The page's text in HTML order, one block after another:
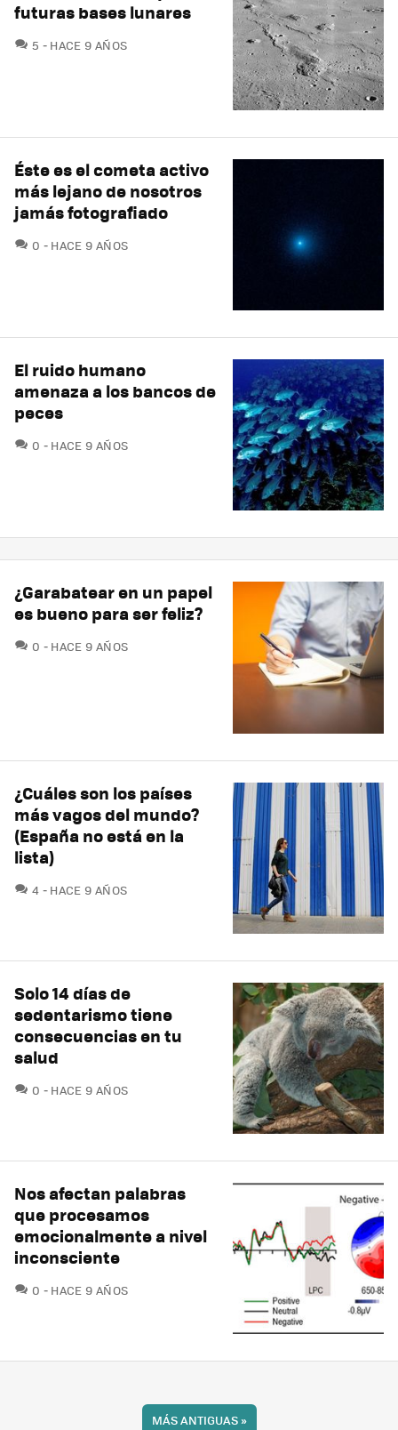
futuras bases lunares
5 COMENTARIOS
HACE 9 AÑOS
Éste es el cometa activo
más lejano de nosotros
jamás fotografiado
0 COMENTARIOS
HACE 9 AÑOS
El ruido humano
amenaza a los bancos de
peces
0 COMENTARIOS
HACE 9 AÑOS
¿Garabatear en un papel
es bueno para ser feliz?
0 COMENTARIOS
HACE 9 AÑOS
¿Cuáles son los países
más vagos del mundo?
(España no está en la
lista)
4 COMENTARIOS
HACE 9 AÑOS
Solo 14 días de
sedentarismo tiene
consecuencias en tu
salud
0 COMENTARIOS
HACE 9 AÑOS
Nos afectan palabras
que procesamos
emocionalmente a nivel
inconsciente
0 COMENTARIOS
HACE 9 AÑOS
MÁS ANTIGUAS»